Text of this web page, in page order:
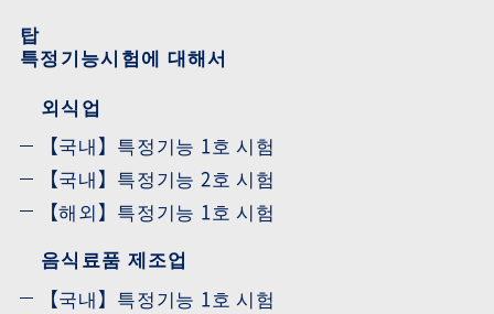
탑
특정기능시험에 대해서
외식업
【국내】특정기능 1호 시험
【국내】특정기능 2호 시험
【해외】특정기능 1호 시험
음식료품 제조업
【국내】특정기능 1호 시험